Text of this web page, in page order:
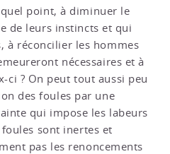
point, à diminuer le
de leurs instincts et qui
à réconcilier les hommes
nécessaires et à
ci ? On peut tout aussi peu
des foules par une
qui impose les labeurs
sont inertes et
pas les renoncements